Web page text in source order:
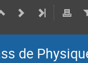
de